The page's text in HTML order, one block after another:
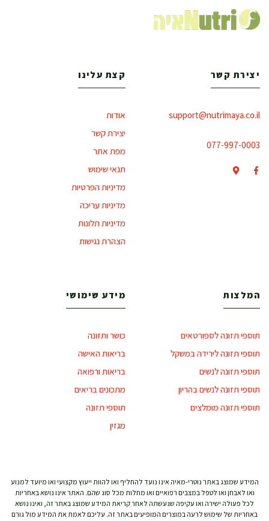
יצירת קשר
support@nutrimaya.co.il
077-997-0003
קצת עלינו
אודות
יצירת קשר
מפת אתר
תנאי שימוש
מדיניות הפרטיות
מדיניות עריכה
מדיניות תלונות
הצהרת נגישות
המלצות
תוספי תזונה לספורטאים
תוספי תזונה לירידה במשקל
תוספי תזונה לנשים
תוספי תזונה לנשים בהריון
תוספי תזונה מומלצים
מידע שימושי
כושר ותזונה
בריאות האישה
בריאות ורפואה
מתכונים בריאים
תוספי תזונה
מגזין
המידע שמוצג באתר נוטרי-מאיה אינו נועד להחליף ואו להוות ייעוץ מקצועי ואו מיועד למנוע
ואו לאבחן ואו לטפל במצבים רפואיים ואו מחלות מכל סוג שהם. האתר אינו נושא באחריות
לכל פעולה ישירה ואו עקיפה שנעשתה לאחר קריאת המידע שמוצג באתר זה, ואינו נושא
באחריות של שימוש לרעה במוצרים המופיעים באתר זה. עליכם לאמת את המידע מול גורם